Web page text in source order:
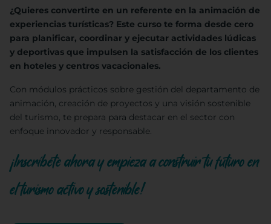
¿Quieres convertirte en un referente en la animación de
experiencias turísticas? Este curso te forma desde cero
para planificar, coordinar y ejecutar actividades lúdicas
y deportivas que impulsen la satisfacción de los clientes
en hoteles y centros vacacionales.
Con módulos prácticos sobre gestión del departamento de
animación, creación de proyectos y una visión sostenible
del turismo, te prepara para destacar en el sector con
enfoque innovador y responsable.
¡Inscríbete ahora y empieza a construir tu futuro en
el turismo activo y sostenible!